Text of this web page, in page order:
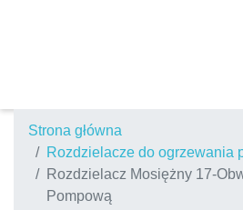
Strona główna
Rozdzielacze do ogrzewania
Rozdzielacz Mosiężny 17-
Pompową